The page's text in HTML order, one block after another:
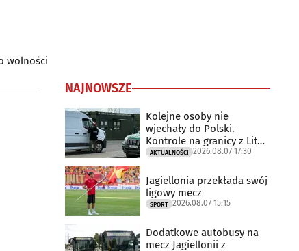
wolności
NAJNOWSZE
Kolejne osoby nie
wjechały do Polski.
Kontrole na granicy z Litwą
trwają
AKTUALNOŚCI 2026.08.07 17:30
Jagiellonia przekłada swój
ligowy mecz
SPORT 2026.08.07 15:15
Dodatkowe autobusy na
mecz Jagiellonii z